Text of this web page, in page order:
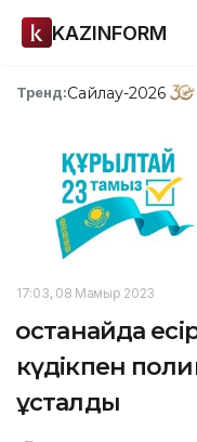
KAZINFORM
Тренд:Сайлау-2026
17:03, 08 Мамыр 2023
Қостанайда
күдікпен
ұсталды